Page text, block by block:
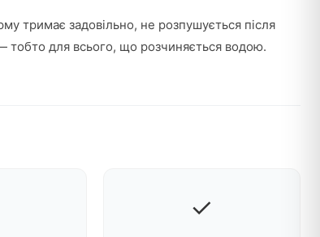
тримає задовільно, не розпушується після
тобто для всього, що розчиняється водою.
✓